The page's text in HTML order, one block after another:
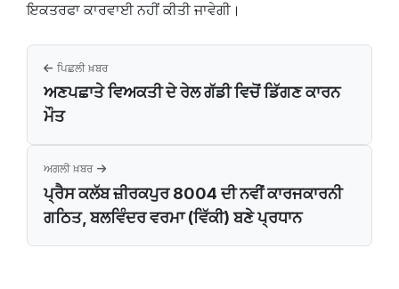
ਇਕਤਰਫਾ ਕਾਰਵਾਈ ਨਹੀਂ ਕੀਤੀ ਜਾਵੇਗੀ।
ਪਿਛਲੀ ਖ਼ਬਰ
ਅਣਪਛਾਤੇ ਵਿਅਕਤੀ ਦੇ ਰੇਲ ਗੱਡੀ ਵਿਚੋਂ ਡਿੱਗਣ ਕਾਰਨ
ਮੌਤ
ਅਗਲੀ ਖ਼ਬਰ
ਪ੍ਰੈਸ ਕਲੱਬ ਜ਼ੀਰਕਪੁਰ 8004 ਦੀ ਨਵੀਂ ਕਾਰਜਕਾਰਨੀ
ਗਠਿਤ, ਬਲਵਿੰਦਰ ਵਰਮਾ (ਵਿੱਕੀ) ਬਣੇ ਪ੍ਰਧਾਨ